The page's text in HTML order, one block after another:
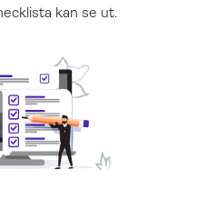
kan se ut.